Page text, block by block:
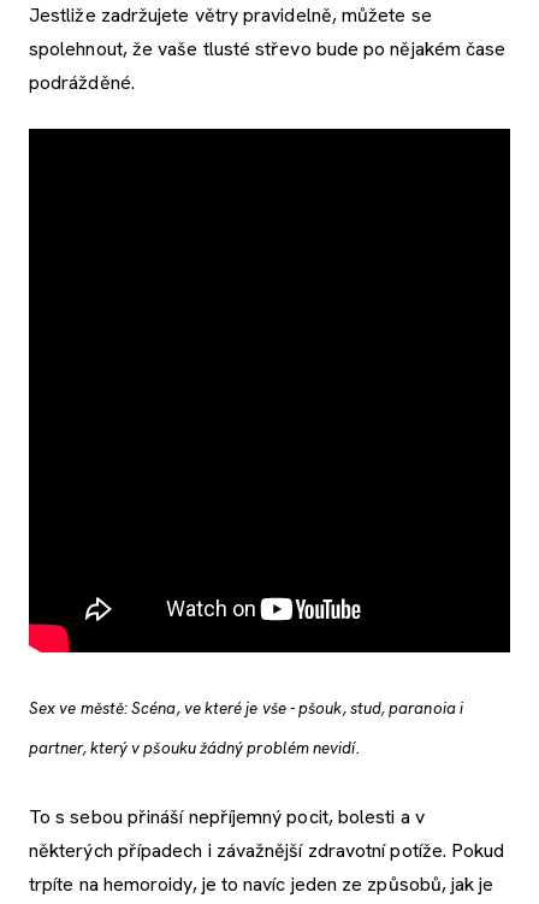
Jestliže zadržujete větry pravidelně, můžete se
spolehnout, že vaše tlusté střevo bude po nějakém čase
podrážděné.
Sex ve městě: Scéna, ve které je vše - pšouk, stud, paranoia i
partner, který v pšouku žádný problém nevidí.
To s sebou přináší nepříjemný pocit, bolesti a v
některých případech i závažnější zdravotní potíže. Pokud
trpíte na hemoroidy, je to navíc jeden ze způsobů, jak je